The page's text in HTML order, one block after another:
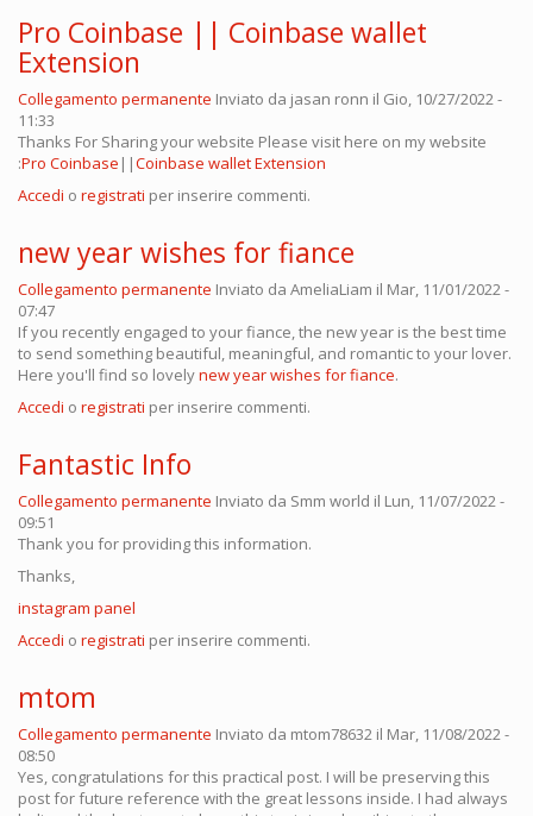
Pro Coinbase || Coinbase wallet
Extension
Collegamento permanente Inviato da jasan ronn il Gio, 10/27/2022 -
11:33
Thanks For Sharing your website Please visit here on my website
:Pro Coinbase ||Coinbase wallet Extension
Accedi o registrati per inserire commenti.
new year wishes for fiance
Collegamento permanente Inviato da AmeliaLiam il Mar, 11/01/2022 -
07:47
If you recently engaged to your fiance, the new year is the best time
to send something beautiful, meaningful, and romantic to your lover.
Here you'll find so lovelynew year wishes for fiance.
Accedi o registrati per inserire commenti.
Fantastic Info
Collegamento permanente Inviato da Smm world il Lun, 11/07/2022 -
09:51
Thank you for providing this information.
Thanks,
instagram panel
Accedi o registrati per inserire commenti.
mtom
Collegamento permanente Inviato da mtom78632 il Mar, 11/08/2022 -
08:50
Yes, congratulations for this practical post. I will be preserving this
post for future reference with the great lessons inside. I had always